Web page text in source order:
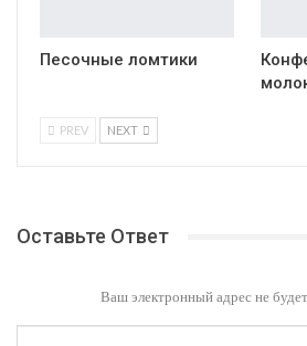
Песочные ломтики
PREV NEXT
Оставьте Ответ
Ваш электронный адрес не